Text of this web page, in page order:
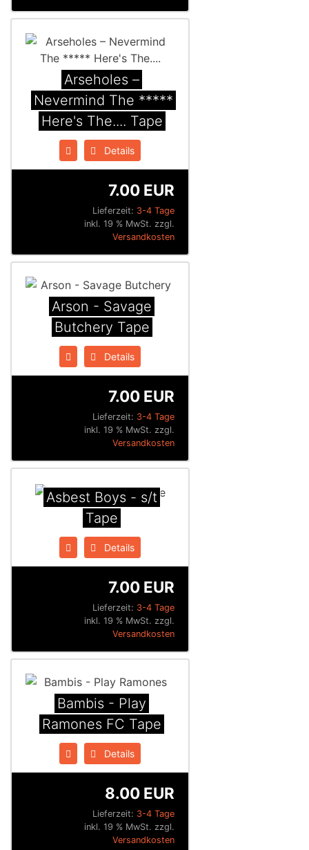
Arseholes ‎–
Nevermind The *****
Here's The.... Tape
Details
Lieferzeit: 3-4 Tage
7.00 EUR
inkl. 19 % MwSt. zzgl.
Versandkosten
Arson - Savage
Butchery Tape
Details
Lieferzeit: 3-4 Tage
7.00 EUR
inkl. 19 % MwSt. zzgl.
Versandkosten
Asbest Boys - s/t
Tape
Details
Lieferzeit: 3-4 Tage
7.00 EUR
inkl. 19 % MwSt. zzgl.
Versandkosten
Bambis - Play
Ramones FC Tape
Details
Lieferzeit: 3-4 Tage
8.00 EUR
inkl. 19 % MwSt. zzgl.
Versandkosten